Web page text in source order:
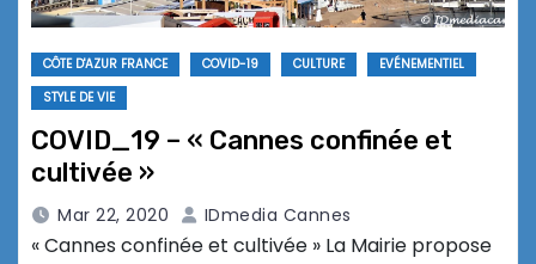
CÔTE D'AZUR FRANCE COVID-19 CULTURE
EVÉNEMENTIEL
STYLE DE VIE
COVID_19 – « Cannes confinée et
cultivée »
Mar 22, 2020 IDmedia Cannes
« Cannes confinée et cultivée » La Mairie propose